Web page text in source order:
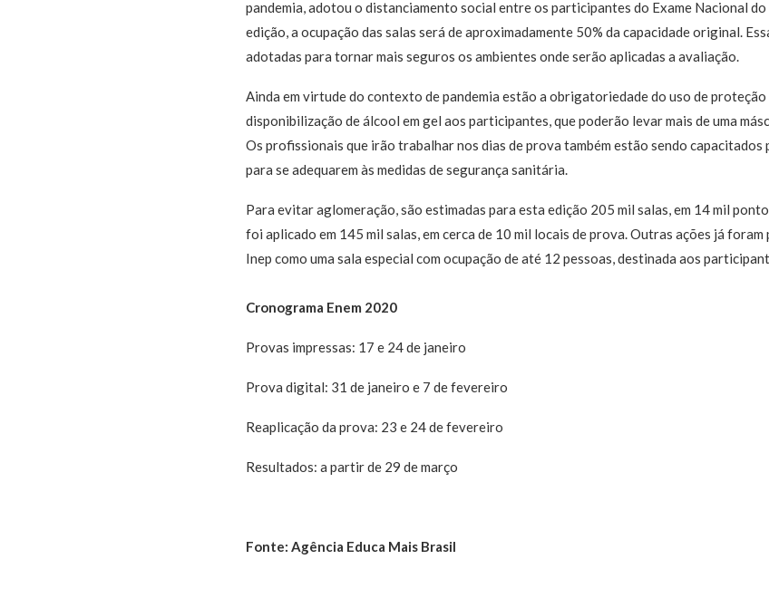
pandemia, adotou o distanciamento social entre os participantes do Exame Nacional
edição, a ocupação das salas será de aproximadamente 50% da capacidade original.
adotadas para tornar mais seguros os ambientes onde serão aplicadas a avaliação.
Ainda em virtude do contexto de pandemia estão a obrigatoriedade do uso de
disponibilização de álcool em gel aos participantes, que poderão levar mais de uma
Os profissionais que irão trabalhar nos dias de prova também estão sendo capacitados
para se adequarem às medidas de segurança sanitária.
Para evitar aglomeração, são estimadas para esta edição 205 mil salas, em 14 mil
foi aplicado em 145 mil salas, em cerca de 10 mil locais de prova. Outras ações já
Inep como uma sala especial com ocupação de até 12 pessoas, destinada aos
Cronograma Enem 2020
Provas impressas: 17 e 24 de janeiro
Prova digital: 31 de janeiro e 7 de fevereiro
Reaplicação da prova: 23 e 24 de fevereiro
Resultados: a partir de 29 de março
Fonte: Agência Educa Mais Brasil